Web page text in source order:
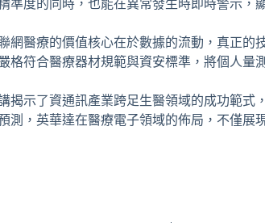
準度的同時，也能在異常發生時即時警示，
網醫療的價值核心在於數據的流動，真正
格符合醫療器材規範與資安標準，將個人
揭示了資通訊產業跨足生醫領域的成功範
測，英華達在醫療電子領域的佈局，不僅